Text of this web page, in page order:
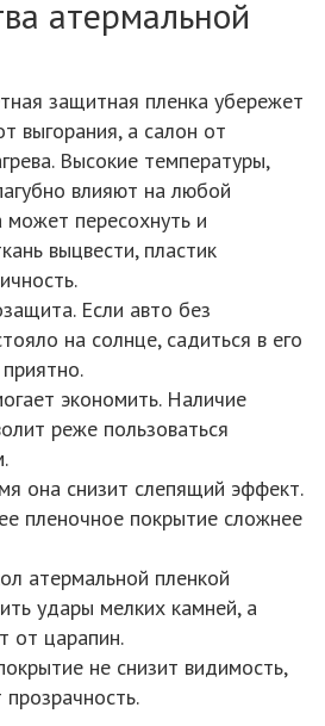
атермальной
защитная пленка убережет
выгорания, а салон от
Высокие температуры,
влияют на любой
пересохнуть и
выцвести, пластик
Если авто без
на солнце, садиться в его
экономить. Наличие
реже пользоваться
она снизит слепящий эффект.
пленочное покрытие сложнее
атермальной пленкой
удары мелких камней, а
от царапин.
не снизит видимость,